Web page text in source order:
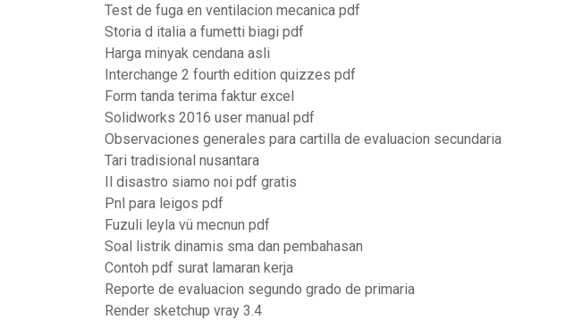
Test de fuga en ventilacion mecanica pdf
Storia d italia a fumetti biagi pdf
Harga minyak cendana asli
Interchange 2 fourth edition quizzes pdf
Form tanda terima faktur excel
Solidworks 2016 user manual pdf
Observaciones generales para cartilla de evaluacion secundaria
Tari tradisional nusantara
Il disastro siamo noi pdf gratis
Pnl para leigos pdf
Fuzuli leyla vü mecnun pdf
Soal listrik dinamis sma dan pembahasan
Contoh pdf surat lamaran kerja
Reporte de evaluacion segundo grado de primaria
Render sketchup vray 3.4